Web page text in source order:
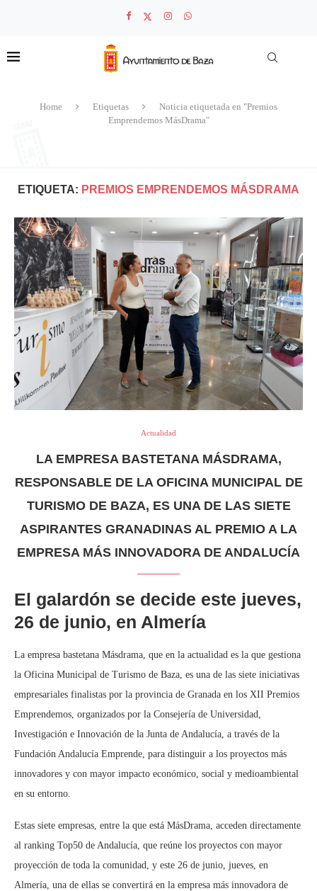
Home Etiquetas
Noticia etiquetada en "Premios
Emprendemos MásDrama"
ETIQUETA: PREMIOS EMPRENDEMOS MÁSDRAMA
Actualidad
LA EMPRESA BASTETANA MÁSDRAMA,
RESPONSABLE DE LA OFICINA MUNICIPAL DE
TURISMO DE BAZA, ES UNA DE LAS SIETE
ASPIRANTES GRANADINAS AL PREMIO A LA
EMPRESA MÁS INNOVADORA DE ANDALUCÍA
El galardón se decide este jueves,
26 de junio, en Almería
La empresa bastetana Másdrama, que en la actualidad es la que gestiona
la Oficina Municipal de Turismo de Baza, es una de las siete iniciativas
empresariales finalistas por la provincia de Granada en los XII Premios
Emprendemos, organizados por la Consejería de Universidad,
Investigación e Innovación de la Junta de Andalucía, a través de la
Fundación Andalucía Emprende, para distinguir a los proyectos más
innovadores y con mayor impacto económico, social y medioambiental
en su entorno.
Estas siete empresas, entre la que está MásDrama, acceden directamente
al ranking Top50 de Andalucía, que reúne los proyectos con mayor
proyección de toda la comunidad, y este 26 de junio, jueves, en
Almería, una de ellas se convertirá en la empresa más innovadora de